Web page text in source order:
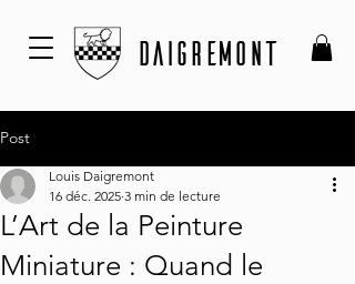
DAIGREMONT
Post
L’Art de la Peinture
Miniature : Quand le
Louis Daigremont
16 déc. 2025 3 min de lecture